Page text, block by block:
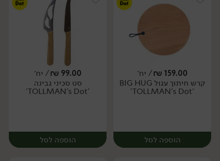
יח׳ יח׳
159.00
₪/ יח׳
קרש חיתוך עגול BIG HUG
'TOLLMAN's Dot'
הוספה לסל
99.00
₪/ יח׳
סט סכיני גבינה
'TOLLMAN's Dot'
הוספה לסל